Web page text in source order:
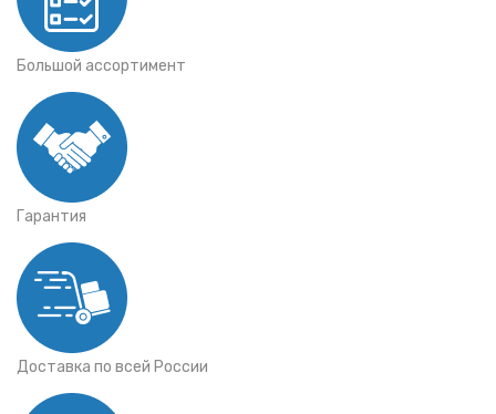
Большой ассортимент
Гарантия
Доставка по всей России